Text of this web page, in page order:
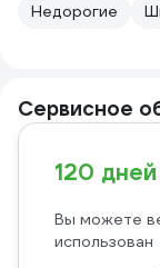
Недорогие
Сервисное
120
Вы можете
использован